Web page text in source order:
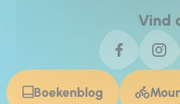
Vind
Boekenblog